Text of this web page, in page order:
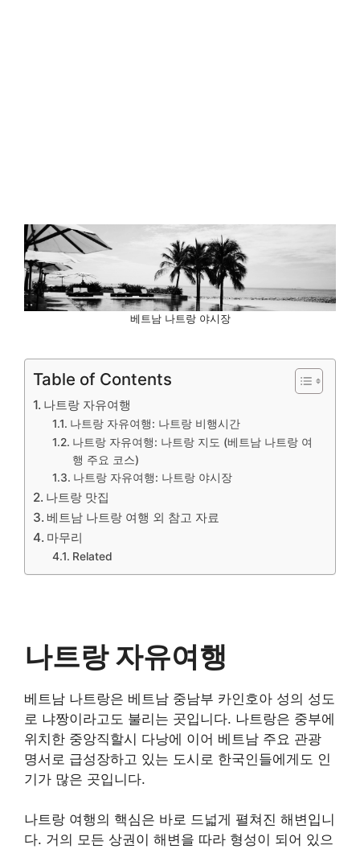
베트남 나트랑 야시장
Table of Contents
나트랑 자유여행
나트랑 자유여행: 나트랑 비행시간
나트랑 자유여행: 나트랑 지도 (베트남 나트랑 여
행 주요 코스)
나트랑 자유여행: 나트랑 야시장
나트랑 맛집
베트남 나트랑 여행 외 참고 자료
마무리
Related
나트랑 자유여행
베트남 나트랑은 베트남 중남부 카인호아 성의 성도
로 냐짱이라고도 불리는 곳입니다. 나트랑은 중부에
위치한 중앙직할시 다낭에 이어 베트남 주요 관광
명서로 급성장하고 있는 도시로 한국인들에게도 인
기가 많은 곳입니다.
나트랑 여행의 핵심은 바로 드넓게 펼쳐진 해변입니
다. 거의 모든 상권이 해변을 따라 형성이 되어 있으